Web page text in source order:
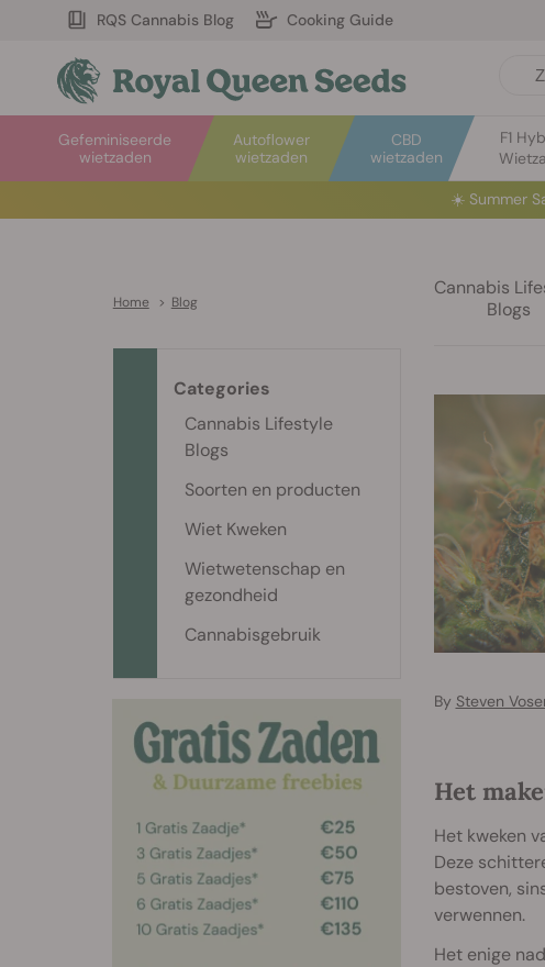
RQS Cannabis Blog Cooking Guide
Autoflower
wietzaden
Gefeminiseerde
wietzaden
CBD
wietzaden
F1
☀️Summer
Home > Blog
Cannabis
Blogs
By Steven
Het
Het kweken
Deze
bestoven,
verwennen.
Het enige
Categories
Cannabis Lifestyle
Blogs
Soorten en producten
Wiet Kweken
Wietwetenschap en
gezondheid
Cannabisgebruik